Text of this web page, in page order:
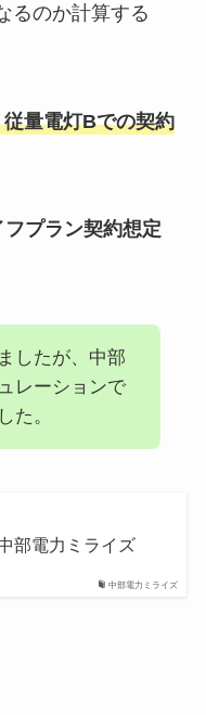
るのか計算する
量電灯Bでの契約
プラン契約想定
したが、中部
レーションで
た。
中部電力ミライズ
部電力ミライズ